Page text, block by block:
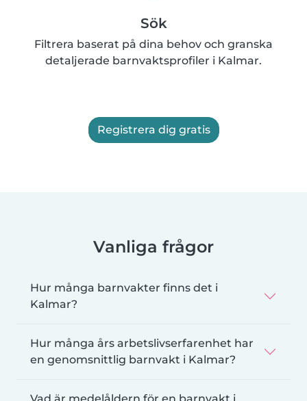
Sök
Filtrera baserat på dina behov och granska
detaljerade barnvaktsprofiler i Kalmar.
Registrera dig gratis
Vanliga frågor
Hur många barnvakter finns det i
Kalmar?
Hur många års arbetslivserfarenhet har
en genomsnittlig barnvakt i Kalmar?